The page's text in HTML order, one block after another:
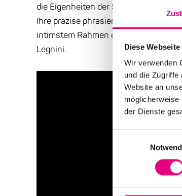
Diese
Wir verwenden
und die
Website an
der Dienste
die Eigenheiten der Songs, verändert
Ihre präzise phrasierten, ganze
intimstem Rahmen erleben –
Legnini.